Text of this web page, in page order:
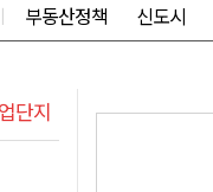
ㅣ 부동산정책 신도시
단지